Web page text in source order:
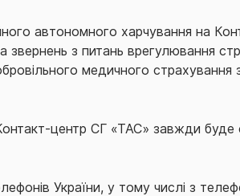
автономного харчування на
звернень з питань врегулювання
медичного страхування
центр СГ «ТАС» завжди буде
України, у тому числі з